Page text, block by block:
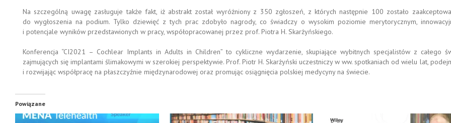
Na szczególną uwagę zasługuje także fakt, iż abstrakt został wyróżniony z 350 zgłoszeń, z których następnie 100 zostało
do wygłoszenia na podium. Tylko dziewięć z tych prac zdobyło nagrody, co świadczy o wysokim poziomie merytorycznym,
i potencjale wyników przedstawionych w pracy, współopracowanej przez prof. Piotra H. Skarżyńskiego.
Konferencja “CI2021 – Cochlear Implants in Adults in Children” to cykliczne wydarzenie, skupiające wybitnych specjalistów z całego
zajmujących się implantami ślimakowymi w szerokiej perspektywie. Prof. Piotr H. Skarżyński uczestniczy w ww. spotkaniach od wielu lat,
i rozwijając współpracę na płaszczyźnie międzynarodowej oraz promując osiągnięcia polskiej medycyny na świecie.
Powiązane